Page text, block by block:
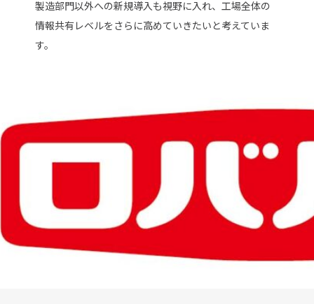
製造部門以外への新規導入も視野に入れ、工場全体の
情報共有レベルをさらに高めていきたいと考えていま
す。